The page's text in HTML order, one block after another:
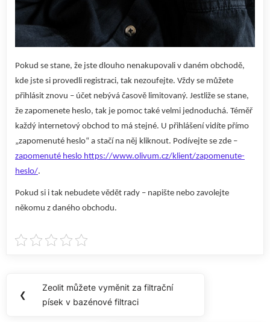
Pokud se stane, že jste dlouho nenakupovali v daném obchodě,
kde jste si provedli registraci, tak nezoufejte. Vždy se můžete
přihlásit znovu – účet nebývá časově limitovaný. Jestliže se stane,
že zapomenete heslo, tak je pomoc také velmi jednoduchá. Téměř
každý internetový obchod to má stejné. U přihlášení vidíte přímo
„zapomenuté heslo“ a stačí na něj kliknout. Podívejte se zde –
zapomenuté heslo https://www.olivum.cz/klient/zapomenute-
heslo/.
Pokud si i tak nebudete vědět rady – napište nebo zavolejte
někomu z daného obchodu.
Navigace
pro
❮
Previous
Post:
Zeolit můžete vyměnit za filtrační
písek v bazénové filtraci